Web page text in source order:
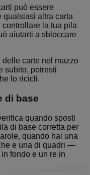
può essere
qualsiasi altra carta
la tua pila
aiutarti a sbloccare
delle carte nel mazzo
subito, potresti
lo ricicli.
di base
quando sposti
di base corretta per
quando hai una
e una di quadri —
fondo e un re in
sessione.
1 anno 1
mese
Questo nome
di cookie è
associato a
Analytics, che è
un
aggiornamento
significativo
analisi più
comunemente
Google.
Questo cookie
viene utilizzato
per distinguere
utenti unici
assegnando un
numero
cookie
fornisce un
ID utente
assegnato in
modo
univoco,
macchina e
raccoglie
dati
sull'attività
Questi dati
possono
inviati a una
terza parte
per analisi e
rapporti.